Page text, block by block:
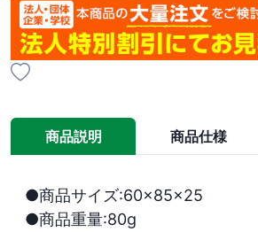
商品説明 商品仕様
●商品サイズ:60×85×25
●商品重量:80g